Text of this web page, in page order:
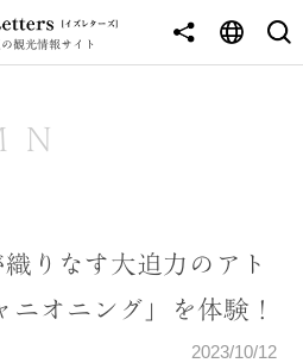
観光情報サイト
織りなす大迫力のアト
ニオニング」を体験！
2023/10/12